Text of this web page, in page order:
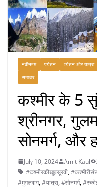
नवीनतम पर्यटन पर्यटन और यात्रा
समाचार
कश्मीर के 5
श्रीनगर,
सोनमर्ग, और
July 10, 2024 Amit Kaul
#कश्मीरकीखूबसूरती,
#मुगलबाग,#यात्रा,#सोनमर्ग,